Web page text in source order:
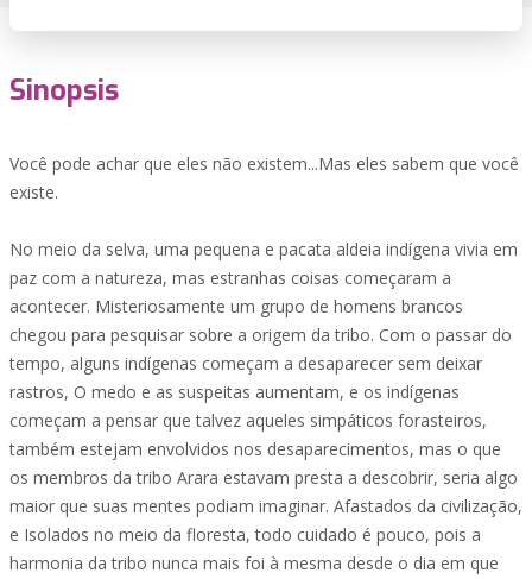
Sinopsis
Você pode achar que eles não existem...Mas eles sabem que você
existe.
No meio da selva, uma pequena e pacata aldeia indígena vivia em
paz com a natureza, mas estranhas coisas começaram a
acontecer. Misteriosamente um grupo de homens brancos
chegou para pesquisar sobre a origem da tribo. Com o passar do
tempo, alguns indígenas começam a desaparecer sem deixar
rastros, O medo e as suspeitas aumentam, e os indígenas
começam a pensar que talvez aqueles simpáticos forasteiros,
também estejam envolvidos nos desaparecimentos, mas o que
os membros da tribo Arara estavam presta a descobrir, seria algo
maior que suas mentes podiam imaginar. Afastados da civilização,
e Isolados no meio da floresta, todo cuidado é pouco, pois a
harmonia da tribo nunca mais foi à mesma desde o dia em que